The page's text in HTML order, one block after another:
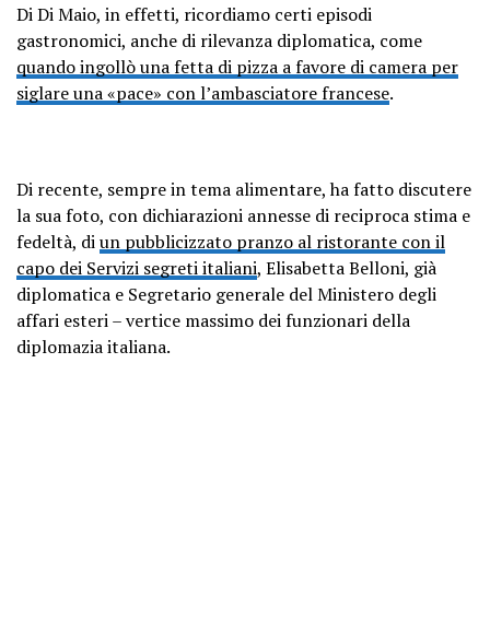
Di Di Maio, in effetti, ricordiamo certi episodi
gastronomici, anche di rilevanza diplomatica, come
quando ingollò una fetta di pizza a favore di camera per
siglare una «pace» con l’ambasciatore francese.
Di recente, sempre in tema alimentare, ha fatto discutere
la sua foto, con dichiarazioni annesse di reciproca stima e
fedeltà, diun pubblicizzato pranzo al ristorante con il
capo dei Servizi segreti italiani, Elisabetta Belloni, già
diplomatica e Segretario generale del Ministero degli
affari esteri – vertice massimo dei funzionari della
diplomazia italiana.